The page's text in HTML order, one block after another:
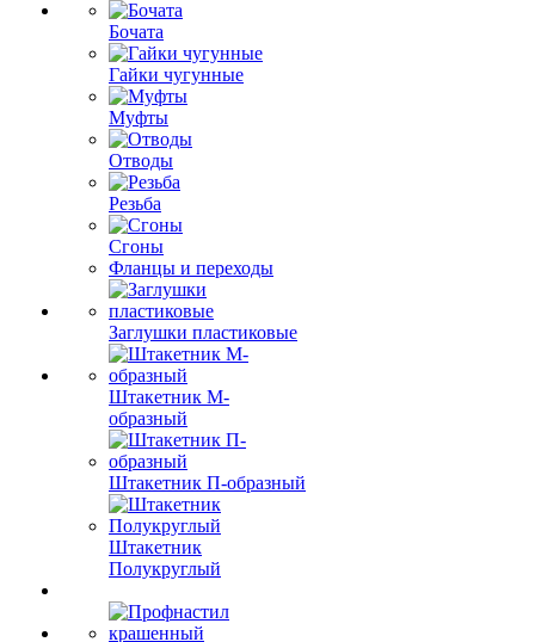
Бочата
Гайки чугунные
Муфты
Отводы
Резьба
Сгоны
Фланцы и переходы
Заглушки пластиковые
Штакетник М-
образный
Штакетник П-образный
Штакетник
Полукруглый